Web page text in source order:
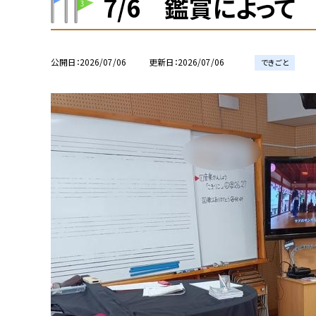
7/6 鑑賞によって
公開日 2026/07/06 更新日 2026/07/06 できごと